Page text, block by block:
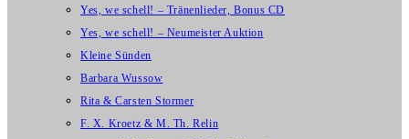
Yes, we schell! – Tränenlieder, Bonus CD
Yes, we schell! – Neumeister Auktion
Kleine Sünden
Barbara Wussow
Rita & Carsten Stormer
F. X. Kroetz & M. Th. Relin